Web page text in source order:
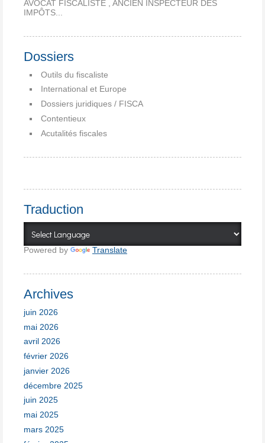
AVOCAT FISCALISTE , ANCIEN INSPECTEUR DES
IMPÔTS...
Dossiers
Outils du fiscaliste
International et Europe
Dossiers juridiques / FISCA
Contentieux
Acutalités fiscales
Traduction
Powered by Translate
Archives
juin 2026
mai 2026
avril 2026
février 2026
janvier 2026
décembre 2025
juin 2025
mai 2025
mars 2025